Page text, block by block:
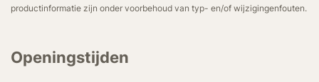
productinformatie zijn onder voorbehoud van typ- en/of wijzigingenfouten.
Openingstijden